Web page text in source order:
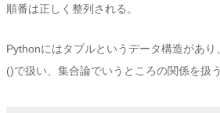
順番は正しく整列される。
Pythonにはタプルというデータ構造があり、
()で扱い、集合論でいうところの関係を扱